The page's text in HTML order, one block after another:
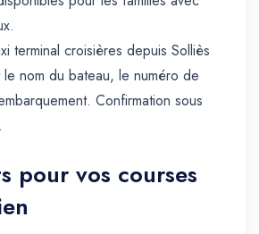
terminal croisières depuis Solliès
nom du bateau, le numéro de
Confirmation sous
pour vos courses